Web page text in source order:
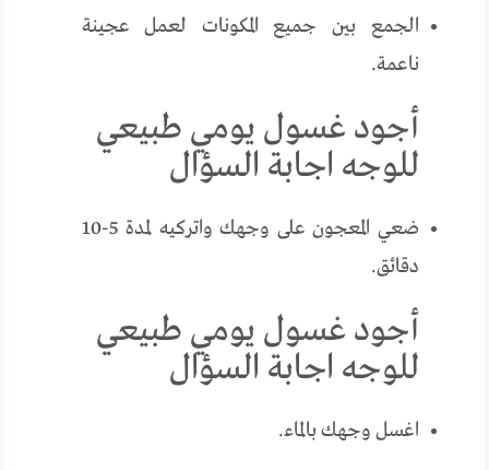
الجمع بين جميع المكونات لعمل عجينة
ناعمة.
أجود غسول يومي طبيعي
للوجه اجابة السؤال
ضعي المعجون على وجهك واتركيه لمدة 5-10
دقائق.
أجود غسول يومي طبيعي
للوجه اجابة السؤال
اغسل وجهك بالماء.